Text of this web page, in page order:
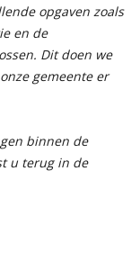
opgaven zoals
en de
Dit doen we
gemeente er
binnen de
u terug in de